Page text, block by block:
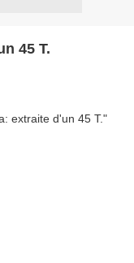
45 T.